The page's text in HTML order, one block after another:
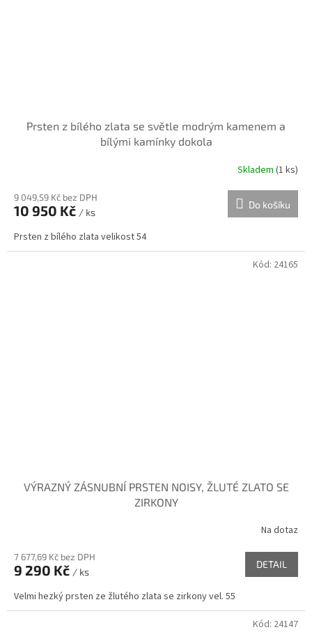
Prsten z bílého zlata se světle modrým kamenem a
bílými kamínky dokola
Skladem (1 ks)
9 049,59 Kč bez DPH
10 950 Kč / ks
Do košíku
Prsten z bílého zlata velikost 54
VÝRAZNÝ ZÁSNUBNÍ PRSTEN NOISY, ŽLUTÉ ZLATO SE
ZIRKONY
Na dotaz
7 677,69 Kč bez DPH
9 290 Kč / ks
DETAIL
Velmi hezký prsten ze žlutého zlata se zirkony vel. 55
Kód: 24165
Kód: 24147